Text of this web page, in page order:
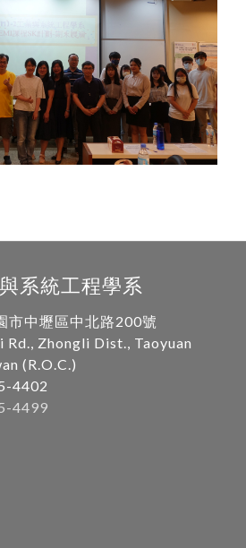
系統工程學系
市中壢區中北路200號
Rd., Zhongli Dist., Taoyuan
(R.O.C.)
4402
4499